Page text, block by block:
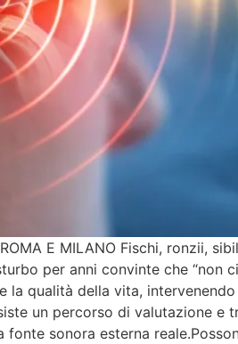
ROMA E MILANO Fischi, ronzii,
per anni convinte che “non
la qualità della vita,
un percorso di valutazione
fonte sonora esterna